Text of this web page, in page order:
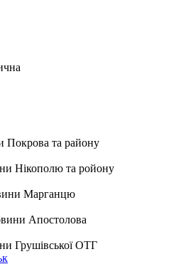
Покрова та району
Нікополю та ройону
Марганцю
Апостолова
Грушівської ОТГ